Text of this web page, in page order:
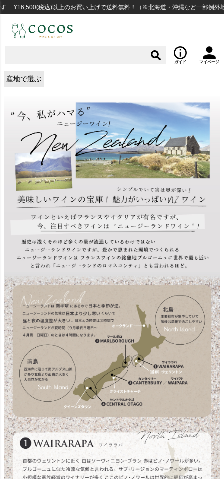
込)以上のお買い上げで送料無料！（※北海道・沖縄など一部例外地域あり）
ガイド マイページ
産地で選ぶ